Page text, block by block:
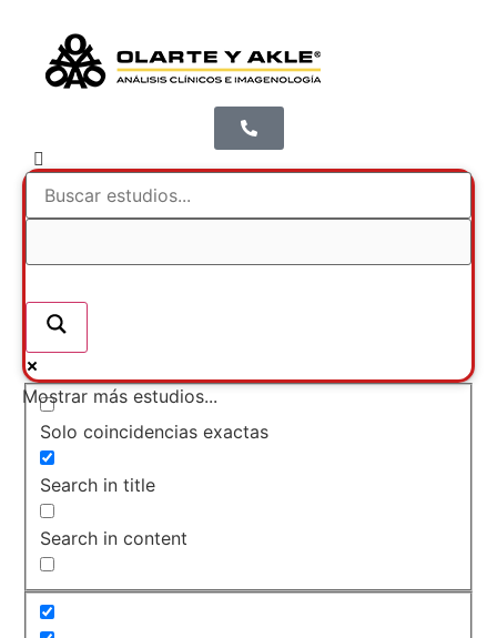
Mostrar más estudios...
Solo coincidencias exactas
Search in title
Search in content